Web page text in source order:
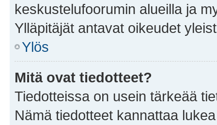
keskustelufoorumin alueilla ja
Ylläpitäjät antavat oikeudet
Ylös
Mitä ovat tiedotteet?
Tiedotteissa on usein tärkeää
Nämä tiedotteet kannattaa